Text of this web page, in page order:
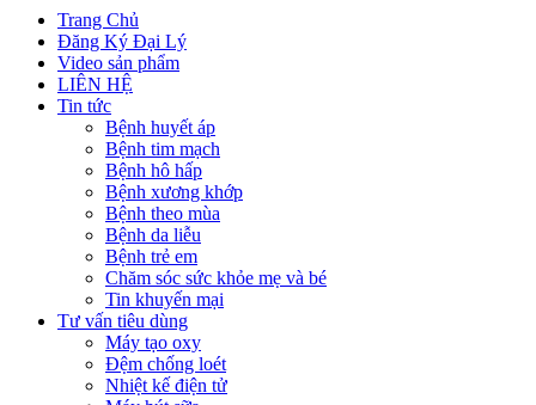
Trang Chủ
Đăng Ký Đại Lý
Video sản phẩm
LIÊN HỆ
Tin tức
Bệnh huyết áp
Bệnh tim mạch
Bệnh hô hấp
Bệnh xương khớp
Bệnh theo mùa
Bệnh da liễu
Bệnh trẻ em
Chăm sóc sức khỏe mẹ và bé
Tin khuyến mại
Tư vấn tiêu dùng
Máy tạo oxy
Đệm chống loét
Nhiệt kế điện tử